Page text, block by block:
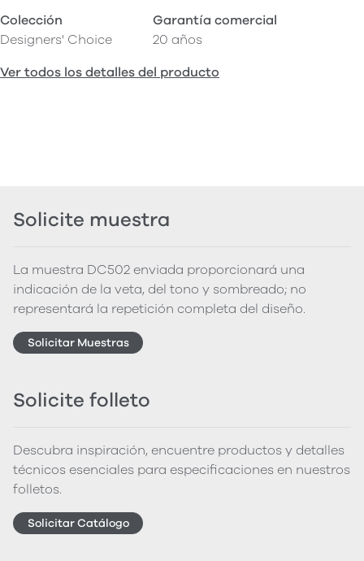
Colección
Designers' Choice
Garantía comercial
20 años
Ver todos los detalles del producto
Solicite muestra
La muestra DC502 enviada proporcionará una
indicación de la veta, del tono y sombreado; no
representará la repetición completa del diseño.
Solicitar Muestras
Solicite folleto
Descubra inspiración, encuentre productos y detalles
técnicos esenciales para especificaciones en nuestros
folletos.
Solicitar Catálogo